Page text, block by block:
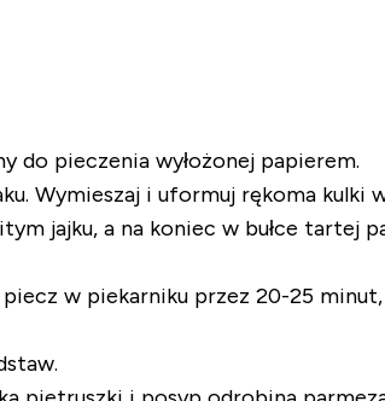
do pieczenia wyłożonej papierem.
Wymieszaj i uformuj rękoma kulki
jajku, a na koniec w bułce tartej
w piekarniku przez 20-25